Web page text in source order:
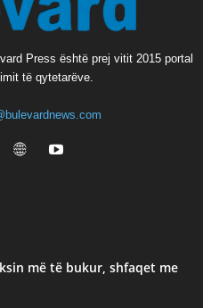
Press është prej vitit 2015 portal
të qytetarëve.
më të bukur, shfaqet me